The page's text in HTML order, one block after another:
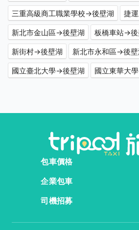
三重高級商工職業學校→後壁湖
捷
新北市金山區→後壁湖
板橋車站→後
新街村→後壁湖
新北市永和區→後
國立臺北大學→後壁湖
國立東華大
包車價格
企業包車
司機招募